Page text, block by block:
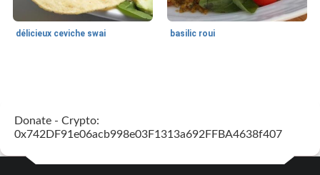
délicieux ceviche swai basilic roui
Donate - Crypto:
0x742DF91e06acb998e03F1313a692FFBA4638f407